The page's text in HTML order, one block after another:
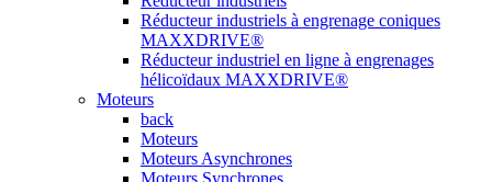
Réducteur industriels à engrenage coniques
MAXXDRIVE®
Réducteur industriel en ligne à engrenages
hélicoïdaux MAXXDRIVE®
Moteurs
back
Moteurs
Moteurs Asynchrones
Moteurs Synchrones